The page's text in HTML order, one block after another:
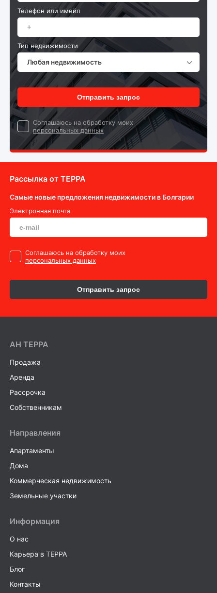
Телефон или имейл
Тип недвижимости
Любая недвижимость
Отправить запрос
Cоглашаюсь на обработку моих
персональных данных
Рассылка от ТEPPA
Самые новые предложения недвижимости в Болгарии
Электронная почта
Cоглашаюсь на обработку моих
персональных данных
Отправить запрос
AH ТEPPA
Продажа
Аренда
Рассрочка
Собственникам
Направления
Апартаменты
Дома
Коммерческая недвижимость
Земельные участки
Информация
О нас
Карьера в TEPPA
Блог
Контакты